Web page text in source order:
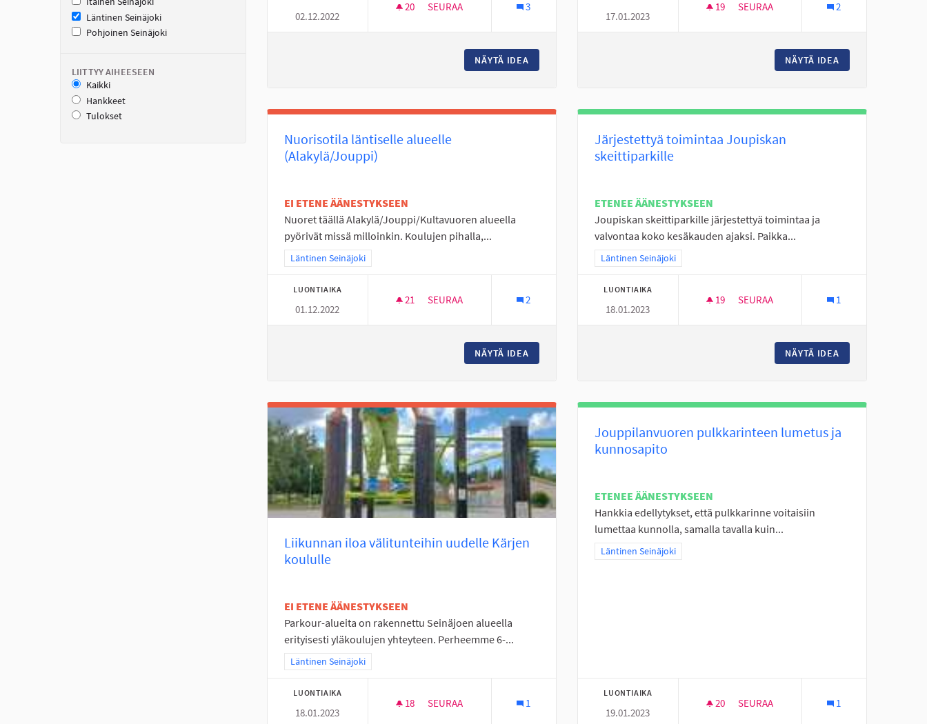
Läntinen Seinäjoki
Pohjoinen Seinäjoki
LIITTYY AIHEESEEN
Kaikki
Hankkeet
Tulokset
02.12.2022
20 20 SEURAAJAA
SEURAA 3
NÄYTÄ IDEA
17.01.2023
19 19 SEURAAJAA
SEURAA 2
NÄYTÄ IDEA
Nuorisotila läntiselle alueelle
(Alakylä/Jouppi)
EI ETENE ÄÄNESTYKSEEN
Nuoret täällä Alakylä/Jouppi/Kultavuoren alueella
pyörivät missä milloinkin. Koulujen pihalla,...
Rajaa tulokset teeman mukaan: Läntinen Seinäjoki
Läntinen Seinäjoki
LUONTIAIKA
01.12.2022
21 21 SEURAAJAA
SEURAA
NUORISOTILA LÄNTISELLE ALUEELLE (ALAKYLÄ/JOUPPI)
2
NÄYTÄ IDEA NUORISOTILA LÄNTISELLE ALUEELLE (ALAKYLÄ/JOUPPI)
Järjestettyä toimintaa Joupiskan
skeittiparkille
ETENEE ÄÄNESTYKSEEN
Joupiskan skeittiparkille järjestettyä toimintaa ja
valvontaa koko kesäkauden ajaksi. Paikka...
Rajaa tulokset teeman mukaan: Läntinen Seinäjoki
Läntinen Seinäjoki
LUONTIAIKA
18.01.2023
19 19 SEURAAJAA
SEURAA 1
NÄYTÄ IDEA
Liikunnan iloa välitunteihin uudelle Kärjen
koululle
EI ETENE ÄÄNESTYKSEEN
Parkour-alueita on rakennettu Seinäjoen alueella
erityisesti yläkoulujen yhteyteen. Perheemme 6-...
Rajaa tulokset teeman mukaan: Läntinen Seinäjoki
Läntinen Seinäjoki
LUONTIAIKA
18.01.2023
18 18 SEURAAJAA
SEURAA
LIIKUNNAN ILOA VÄLITUNTEIHIN UUDELLE KÄRJEN KOULULLE
1
Jouppilanvuoren pulkkarinteen lumetus ja
kunnosapito
ETENEE ÄÄNESTYKSEEN
Hankkia edellytykset, että pulkkarinne voitaisiin
lumettaa kunnolla, samalla tavalla kuin...
Rajaa tulokset teeman mukaan: Läntinen Seinäjoki
Läntinen Seinäjoki
LUONTIAIKA
19.01.2023
20 20 SEURAAJAA
SEURAA 1